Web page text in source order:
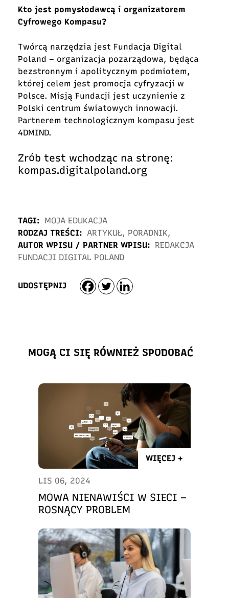
Kto jest pomysłodawcą i organizatorem
Cyfrowego Kompasu?
Twórcą narzędzia jest Fundacja Digital
Poland – organizacja pozarządowa, będąca
bezstronnym i apolitycznym podmiotem,
której celem jest promocja cyfryzacji w
Polsce. Misją Fundacji jest uczynienie z
Polski centrum światowych innowacji.
Partnerem technologicznym kompasu jest
4DMIND.
Zrób test wchodząc na stronę:
kompas.digitalpoland.org
TAGI: MOJA EDUKACJA
RODZAJ TREŚCI: ARTYKUŁ, PORADNIK,
AUTOR WPISU / PARTNER WPISU: REDAKCJA
FUNDACJI DIGITAL POLAND
UDOSTĘPNIJ
MOGĄ CI SIĘ RÓWNIEŻ SPODOBAĆ
WIĘCEJ +
LIS 06, 2024
MOWA NIENAWIŚCI W SIECI –
ROSNĄCY PROBLEM